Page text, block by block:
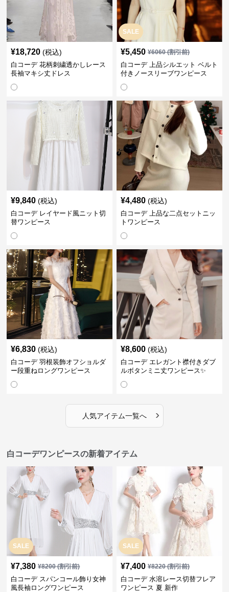
¥18,720 (税込)
白コーデ 花柄刺繍透かしレース
長袖マキシ丈ドレス
SALE
¥5,450 ¥6060(割引前)
白コーデ 上品シルエット ベルト
付きノースリーブワンピース
¥9,840 (税込)
白コーデ レイヤード風ニット切
替ワンピース
¥4,480 (税込)
白コーデ 上品な二点セットニッ
トワンピース
¥6,830 (税込)
白コーデ 羽根装飾オフショルダ
ー段重ねロングワンピース
¥8,600 (税込)
白コーデ エレガント襟付きダブ
ルボタンミニ丈ワンピース✨
人気アイテム一覧へ ›
白コーデワンピースの新着アイテム
SALE
¥7,380 ¥8200(割引前)
白コーデ スパンコール飾り女神
風長袖ロングワンピース
SALE
¥7,400 ¥8220(割引前)
白コーデ 水溶レース切替フレア
ワンピース 夏 新作